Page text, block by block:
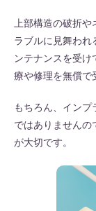
上部構造の破折
ラブルに見舞われ
ンテナンスを受
療や修理を無償で
もちろん、イン
ではありませんの
が大切です。